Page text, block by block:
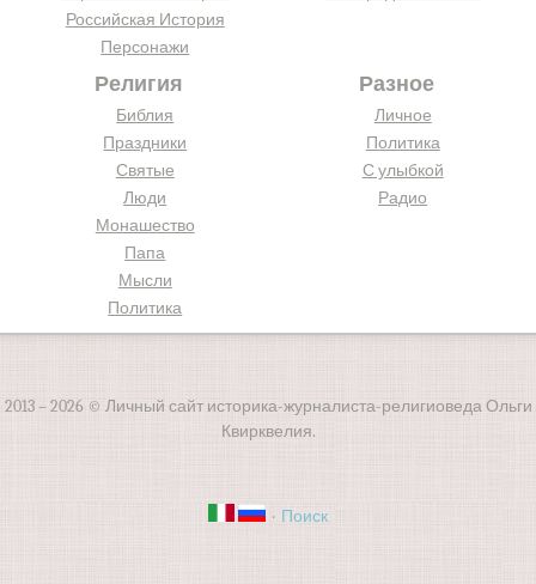
Российская История
Персонажи
Религия
Библия
Праздники
Святые
Люди
Монашество
Папа
Мысли
Политика
Разное
Личное
Политика
С улыбкой
Радио
2013 – 2026 © Личный сайт историка-журналиста-религиоведа Ольги
Квирквелия.
· Поиск